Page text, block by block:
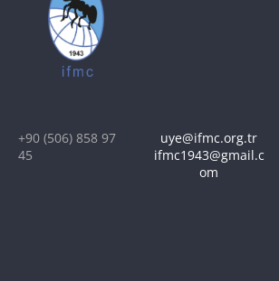
+90 (506) 858 97
45
uye@ifmc.org.tr
ifmc1943@gmail.c
om